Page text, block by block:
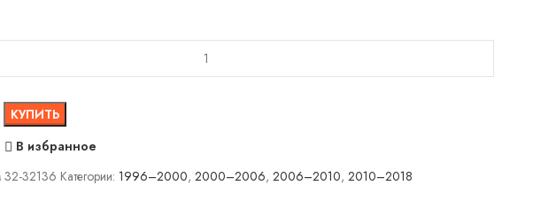
КУПИТЬ
В избранное
32-32136 Категории: 1996–2000, 2000–2006, 2006–2010, 2010–2018